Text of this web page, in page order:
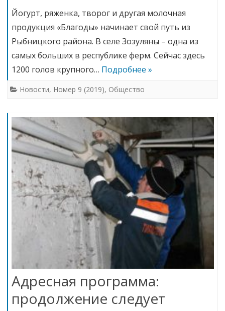
Йогурт, ряженка, творог и другая молочная
продукция «Благоды» начинает свой путь из
Рыбницкого района. В селе Зозуляны – одна из
самых больших в республике ферм. Сейчас здесь
1200 голов крупного… Подробнее »
Новости, Номер 9 (2019), Общество
Адресная программа:
продолжение следует